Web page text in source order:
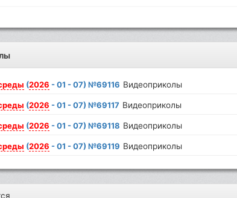
(2026 - 01 - 07) №69116 Видеоприколы
(2026 - 01 - 07) №69117 Видеоприколы
(2026 - 01 - 07) №69118 Видеоприколы
(2026 - 01 - 07) №69119 Видеоприколы